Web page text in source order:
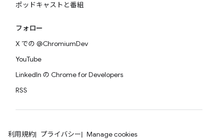
ポッドキャストと番組
フォロー
X での @ChromiumDev
YouTube
LinkedIn の Chrome for Developers
RSS
利用規約 プライバシー Manage cookies